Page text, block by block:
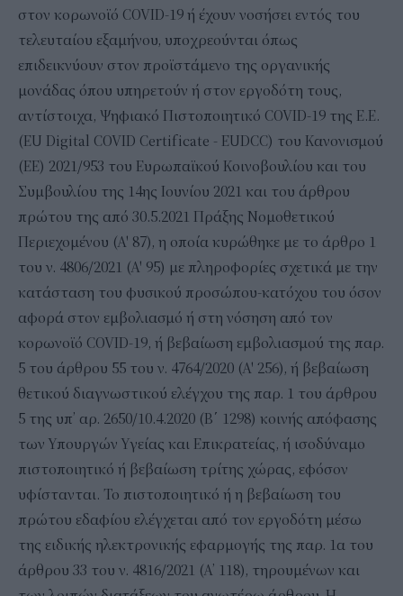
στον κορωνοϊό COVID-19 ή έχουν νοσήσει εντός του
τελευταίου εξαμήνου, υποχρεούνται όπως
επιδεικνύουν στον προϊστάμενο της οργανικής
μονάδας όπου υπηρετούν ή στον εργοδότη τους,
αντίστοιχα, Ψηφιακό Πιστοποιητικό COVID-19 της Ε.Ε.
(EU Digital COVID Certificate - EUDCC) του Κανονισμού
(ΕΕ) 2021/953 του Ευρωπαϊκού Κοινοβουλίου και του
Συμβουλίου της 14ης Ιουνίου 2021 και του άρθρου
πρώτου της από 30.5.2021 Πράξης Νομοθετικού
Περιεχομένου (Α' 87), η οποία κυρώθηκε με το άρθρο 1
του ν. 4806/2021 (Α' 95) με πληροφορίες σχετικά με την
κατάσταση του φυσικού προσώπου-κατόχου του όσον
αφορά στον εμβολιασμό ή στη νόσηση από τον
κορωνοϊό COVID-19, ή βεβαίωση εμβολιασμού της παρ.
5 του άρθρου 55 του ν. 4764/2020 (Α' 256), ή βεβαίωση
θετικού διαγνωστικού ελέγχου της παρ. 1 του άρθρου
5 της υπ’ αρ. 2650/10.4.2020 (Β΄ 1298) κοινής απόφασης
των Υπουργών Υγείας και Επικρατείας, ή ισοδύναμο
πιστοποιητικό ή βεβαίωση τρίτης χώρας, εφόσον
υφίστανται. Το πιστοποιητικό ή η βεβαίωση του
πρώτου εδαφίου ελέγχεται από τον εργοδότη μέσω
της ειδικής ηλεκτρονικής εφαρμογής της παρ. 1α του
άρθρου 33 του ν. 4816/2021 (Α’ 118), τηρουμένων και